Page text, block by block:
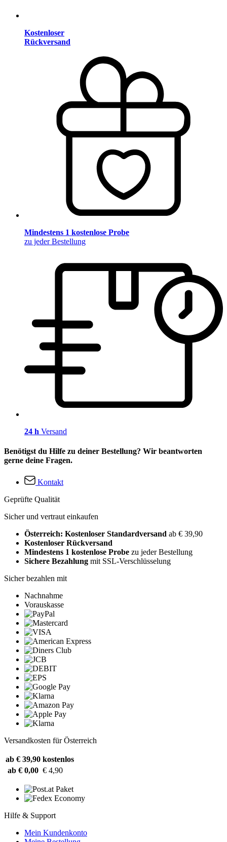
Kostenloser
Rückversand
Mindestens 1 kostenlose Probe
zu jeder Bestellung
24 h Versand
Benötigst du Hilfe zu deiner Bestellung? Wir beantworten
gerne deine Fragen.
Kontakt
Geprüfte Qualität
Sicher und vertraut einkaufen
Österreich: Kostenloser Standardversand ab € 39,90
Kostenloser Rückversand
Mindestens 1 kostenlose Probe zu jeder Bestellung
Sichere Bezahlung mit SSL-Verschlüsselung
Sicher bezahlen mit
Nachnahme
Vorauskasse
Versandkosten für Österreich
ab € 39,90 kostenlos
ab € 0,00 € 4,90
Hilfe & Support
Mein Kundenkonto